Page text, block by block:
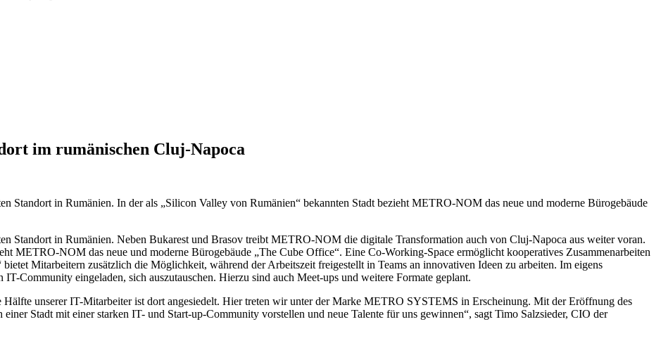
im rumänischen Cluj-Napoca
in Rumänien. In der als „Silicon Valley von Rumänien“ bekannten Stadt bezieht METRO-NOM das neue und moderne Bürogebäude
Standort in Rumänien. Neben Bukarest und Brasov treibt METRO-NOM die digitale Transformation auch von Cluj-Napoca aus weiter voran.
METRO-NOM das neue und moderne Bürogebäude „The Cube Office“. Eine Co-Working-Space ermöglicht kooperatives Zusammenarbeiten
Mitarbeitern zusätzlich die Möglichkeit, während der Arbeitszeit freigestellt in Teams an innovativen Ideen zu arbeiten. Im eigens
Community eingeladen, sich auszutauschen. Hierzu sind auch Meet-ups und weitere Formate geplant.
Hälfte unserer IT-Mitarbeiter ist dort angesiedelt. Hier treten wir unter der Marke METRO SYSTEMS in Erscheinung. Mit der Eröffnung des
Stadt mit einer starken IT- und Start-up-Community vorstellen und neue Talente für uns gewinnen“, sagt Timo Salzsieder, CIO der